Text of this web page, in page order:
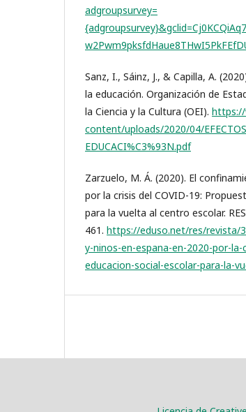
adgroupsurvey=
Sanz, I., Sáinz, J., & Capilla, A.
la educación. Organización de
la Ciencia y la Cultura (OEI). https://
content/uploads/2020/04/
EDUCACI%C3%93N.pdf
Zarzuelo, M. Á. (2020). El
por la crisis del COVID-19:
para la vuelta al centro escolar.
461. https://eduso.net/res/revista/
y-ninos-en-espana-en-2020-por-
educacion-social-escolar-para-la-